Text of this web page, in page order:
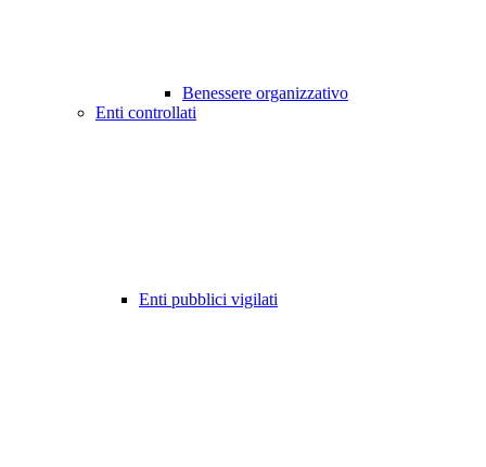
Benessere organizzativo
Enti controllati
Enti pubblici vigilati